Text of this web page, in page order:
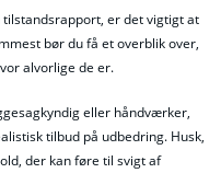
er det vigtigt at
bør du få et overblik over,
alvorlige de er.
eller håndværker,
tilbud på udbedring. Husk,
der kan føre til svigt af